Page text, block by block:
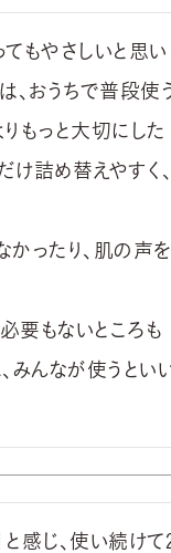
もやさしいと思い
、おうちで普段使
もっと大切にした
け詰め替えやすく
かったり、肌の声
要もないところも
みんなが使うとい
感じ、使い続けて